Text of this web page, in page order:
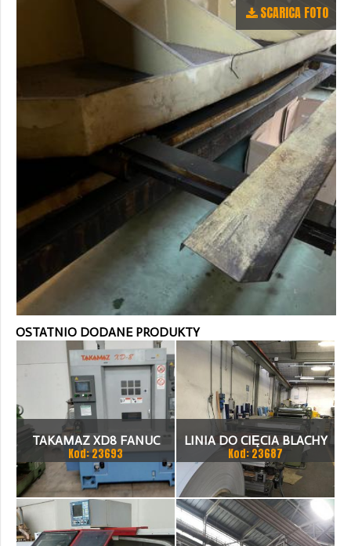
SCARICA FOTO
OSTATNIO DODANE PRODUKTY
TAKAMAZ XD8 FANUC
21ITA TOKARKA CNC
Kod: 23693
LINIA DO CIĘCIA BLACHY
1.500 X 1,5 (2,5) MM
Kod: 23687